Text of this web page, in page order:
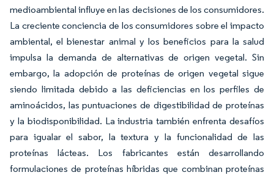
medioambiental influye en las decisiones de los consumidores.
La creciente conciencia de los consumidores sobre el impacto
ambiental, el bienestar animal y los beneficios para la salud
impulsa la demanda de alternativas de origen vegetal. Sin
embargo, la adopción de proteínas de origen vegetal sigue
siendo limitada debido a las deficiencias en los perfiles de
aminoácidos, las puntuaciones de digestibilidad de proteínas
y la biodisponibilidad. La industria también enfrenta desafíos
para igualar el sabor, la textura y la funcionalidad de las
proteínas lácteas. Los fabricantes están desarrollando
formulaciones de proteínas híbridas que combinan proteínas